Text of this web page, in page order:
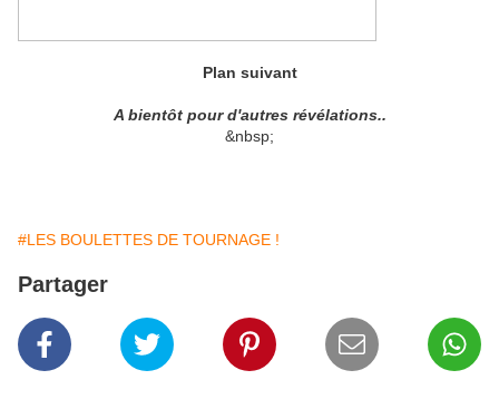
Plan suivant
A bientôt pour d'autres révélations..
&nbsp;
#LES BOULETTES DE TOURNAGE !
Partager